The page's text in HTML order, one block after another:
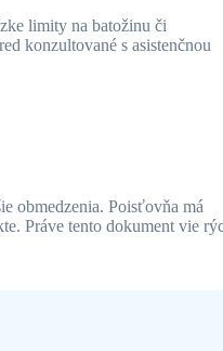
limity na batožinu či
konzultované s asistenčnou
obmedzenia. Poisťovňa má
Práve tento dokument vie